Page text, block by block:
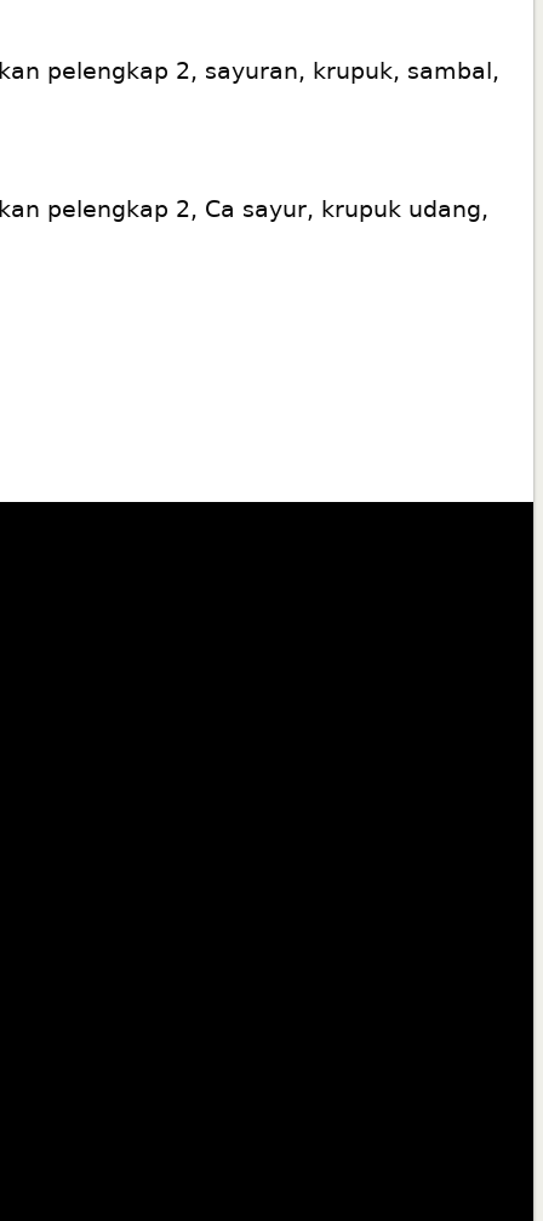
pelengkap 2, sayuran, krupuk, sambal,
pelengkap 2, Ca sayur, krupuk udang,